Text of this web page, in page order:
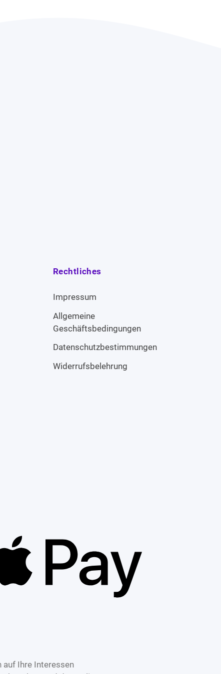
Rechtliches
Impressum
Allgemeine
Geschäftsbedingungen
Datenschutzbestimmungen
Widerrufsbelehrung
auf Ihre Interessen